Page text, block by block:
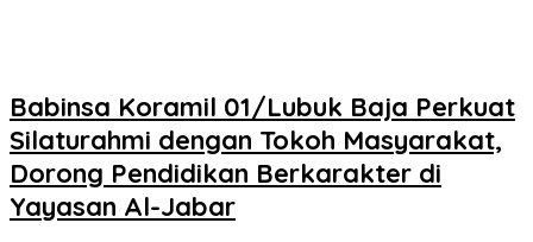
Babinsa Koramil 01/Lubuk Baja Perkuat
Silaturahmi dengan Tokoh Masyarakat,
Dorong Pendidikan Berkarakter di
Yayasan Al-Jabar